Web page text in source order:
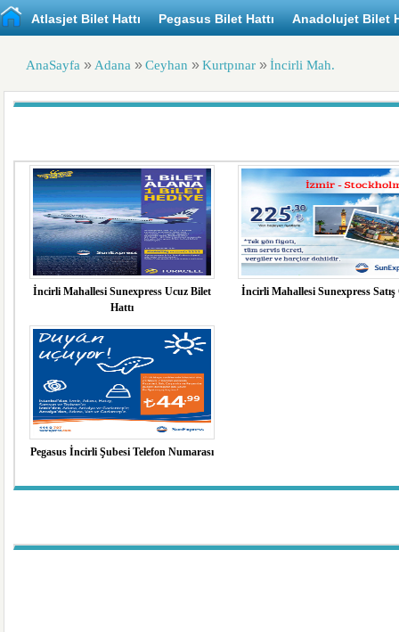
Atlasjet Bilet Hattı Pegasus Bilet Hattı Anadolujet Bilet
AnaSayfa » Adana »Ceyhan »Kurtpınar »İncirli Mah.
İncirli Mahallesi Sunexpress Ucuz Bilet
Hattı
İncirli Mahallesi Sunexpress Satış
Pegasus İncirli Şubesi Telefon Numarası